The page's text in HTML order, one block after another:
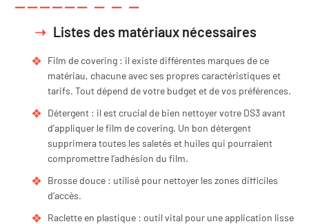
Listes des matériaux nécessaires
Film de covering : il existe différentes marques de ce
matériau, chacune avec ses propres caractéristiques et
tarifs. Tout dépend de votre budget et de vos préférences.
Détergent : il est crucial de bien nettoyer votre DS3 avant
d’appliquer le film de covering. Un bon détergent
supprimera toutes les saletés et huiles qui pourraient
compromettre l’adhésion du film.
Brosse douce : utilisé pour nettoyer les zones difficiles
d’accès.
Raclette en plastique : outil vital pour une application lisse